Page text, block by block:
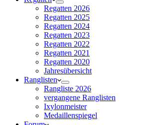
Regatten 2026
Regatten 2025
Regatten 2024
Regatten 2023
Regatten 2022
Regatten 2021
Regatten 2020
Jahresübersicht
Ranglisten
Rangliste 2026
vergangene Ranglisten
Ixylonmeister
Medaillenspiegel